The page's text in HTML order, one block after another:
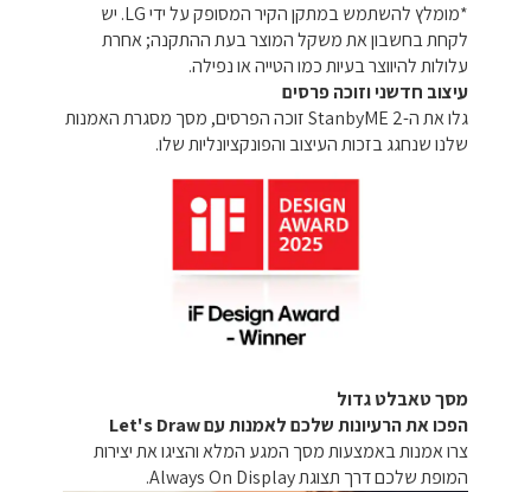
*מומלץ להשתמש במתקן הקיר המסופק על ידי LG. יש
לקחת בחשבון את משקל המוצר בעת ההתקנה; אחרת
עלולות להיווצר בעיות כמו הטייה או נפילה.
עיצוב חדשני וזוכה פרסים
גלו את ה-StanbyME 2 זוכה הפרסים, מסך מסגרת האמנות
שלנו שנחגג בזכות העיצוב והפונקציונליות שלו.
מסך טאבלט גדול
הפכו את הרעיונות שלכם לאמנות עם Let's Draw
צרו אמנות באמצעות מסך המגע המלא והציגו את יצירות
המופת שלכם דרך תצוגת Always On Display.